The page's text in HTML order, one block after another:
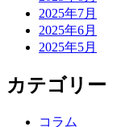
2025年7月
2025年6月
2025年5月
カテゴリー
コラム